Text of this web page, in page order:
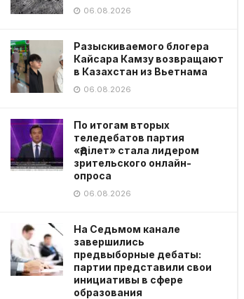
06.08.2026
Разыскиваемого блогера
Кайсара Камзу возвращают
в Казахстан из Вьетнама
06.08.2026
По итогам вторых
теледебатов партия
«Әділет» стала лидером
зрительского онлайн-
опроса
06.08.2026
На Седьмом канале
завершились
предвыборные дебаты:
партии представили свои
инициативы в сфере
образования